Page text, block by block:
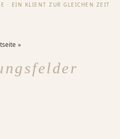
· EIN KLIENT ZUR GLEICHEN ZEIT